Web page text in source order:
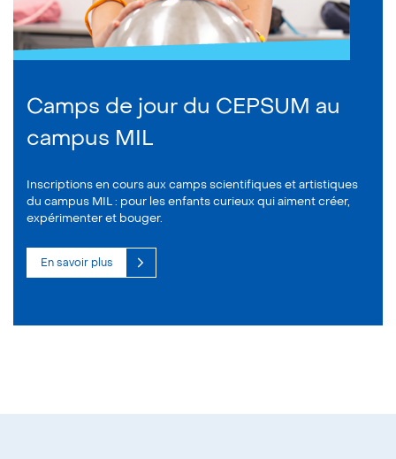
Camps de jour du CEPSUM au
campus MIL
Inscriptions en cours aux camps scientifiques et artistiques
du campus MIL : pour les enfants curieux qui aiment créer,
expérimenter et bouger.
En savoir plus